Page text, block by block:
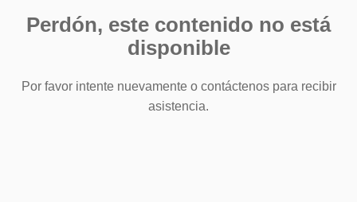
Perdón, este contenido no está
disponible
Por favor intente nuevamente o contáctenos para recibir
asistencia.